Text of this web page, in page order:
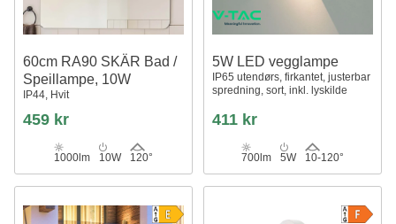
60cm RA90 SKÄR Bad /
Speillampe, 10W
IP44, Hvit
459 kr
1000lm 10W 120°
5W LED vegglampe
IP65 utendørs, firkantet, justerbar
spredning, sort, inkl. lyskilde
411 kr
700lm 5W 10-120°